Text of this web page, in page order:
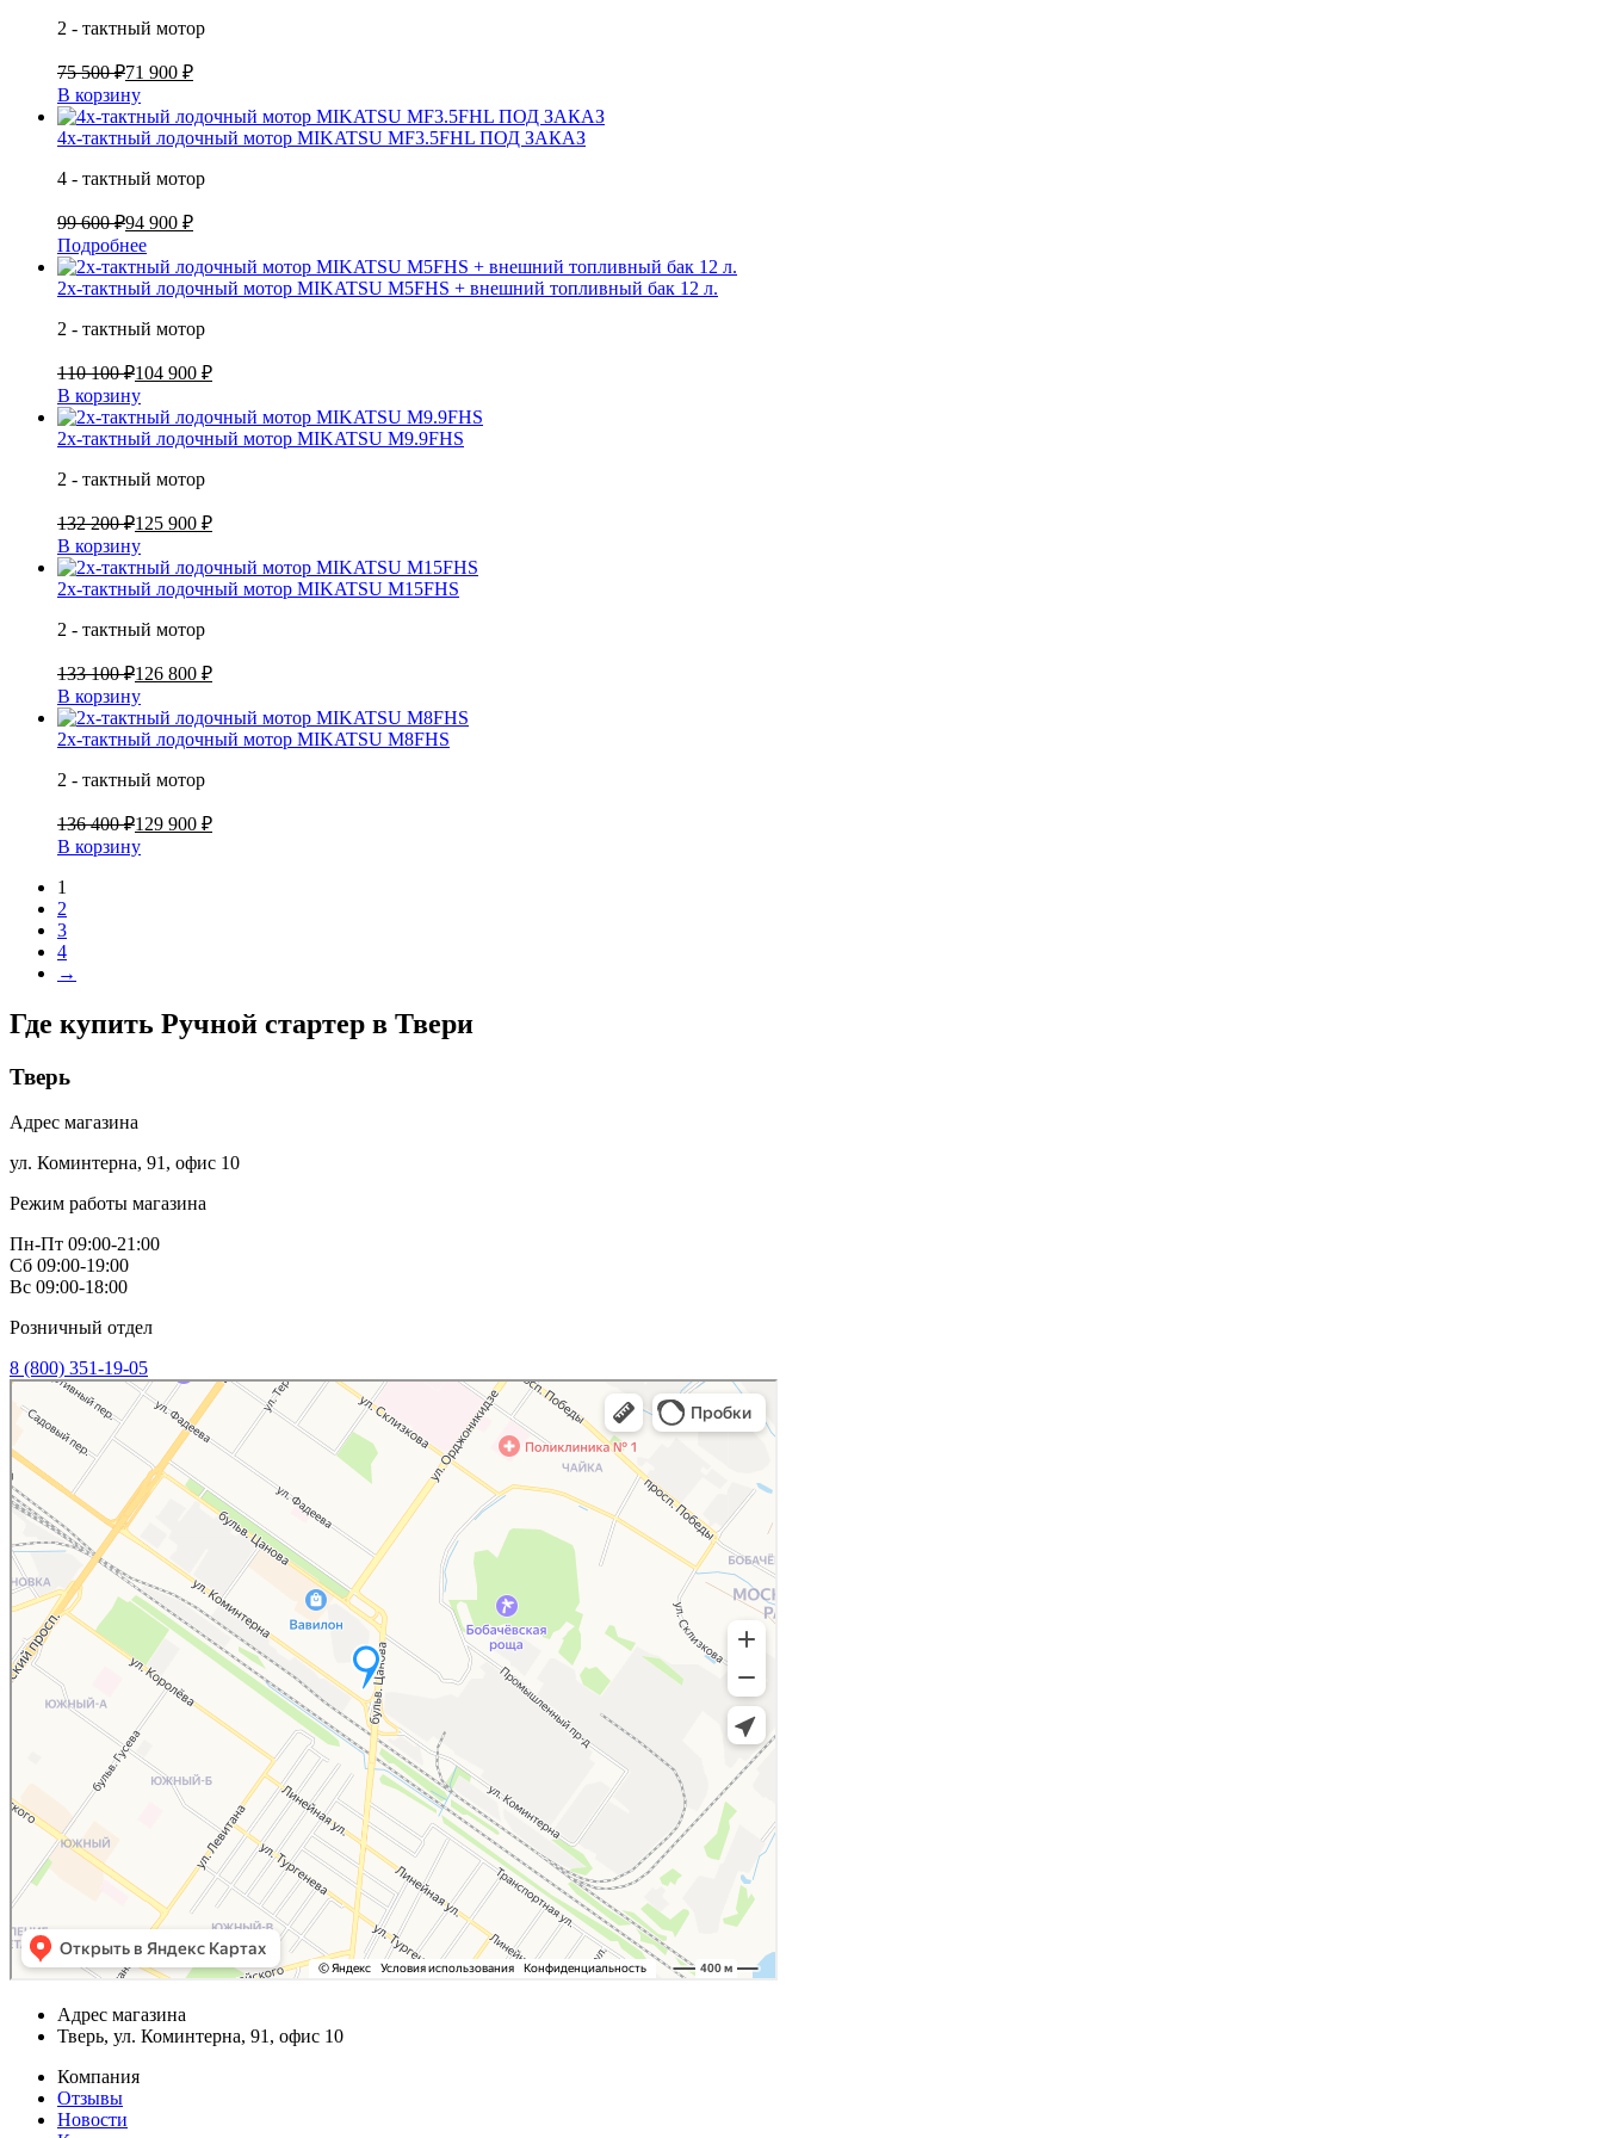
2 - тактный мотор
75 500 ₽71 900 ₽
В корзину
4х-тактный лодочный мотор MIKATSU MF3.5FHL ПОД ЗАКАЗ
4 - тактный мотор
99 600 ₽94 900 ₽
Подробнее
2х-тактный лодочный мотор MIKATSU M5FHS + внешний топливный бак 12 л.
2 - тактный мотор
110 100 ₽104 900 ₽
В корзину
2х-тактный лодочный мотор MIKATSU M9.9FHS
2 - тактный мотор
132 200 ₽125 900 ₽
В корзину
2х-тактный лодочный мотор MIKATSU M15FHS
2 - тактный мотор
133 100 ₽126 800 ₽
В корзину
2х-тактный лодочный мотор MIKATSU M8FHS
2 - тактный мотор
136 400 ₽129 900 ₽
В корзину
1
2
3
4
→
Где купить Ручной стартер в Твери
Тверь
Адрес магазина
ул. Коминтерна, 91, офис 10
Режим работы магазина
Пн-Пт 09:00-21:00
Сб 09:00-19:00
Вс 09:00-18:00
Розничный отдел
8 (800) 351-19-05
Адрес магазина
Тверь, ул. Коминтерна, 91, офис 10
Компания
Отзывы
Новости